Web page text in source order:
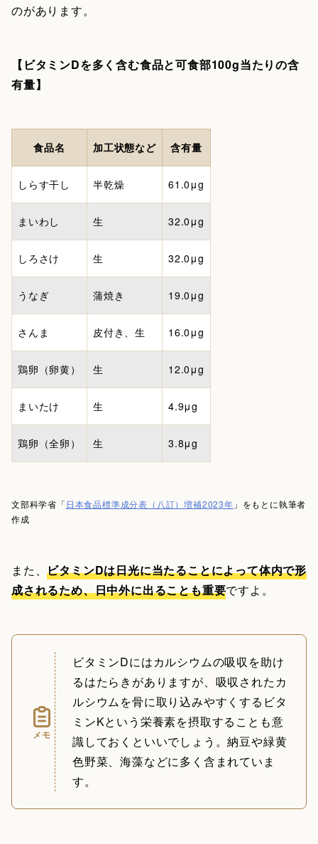
のがあります。
【ビタミンDを多く含む食品と可食部100g当たりの含
有量】
食品名 加工状態など 含有量
しらす干し 半乾燥 61.0μg
まいわし 生 32.0μg
しろさけ 生 32.0μg
うなぎ 蒲焼き 19.0μg
さんま 皮付き、生 16.0μg
鶏卵（卵黄） 生 12.0μg
まいたけ 生 4.9μg
鶏卵（全卵） 生 3.8μg
文部科学省「 日本食品標準成分表（八訂）増補2023年 」をもとに執筆者
作成
また、ビタミンDは日光に当たることによって体内で形
成されるため、日中外に出ることも重要ですよ。
メモ
ビタミンDにはカルシウムの吸収を助け
るはたらきがありますが、吸収されたカ
ルシウムを骨に取り込みやすくするビタ
ミンKという栄養素を摂取することも意
識しておくといいでしょう。納豆や緑黄
色野菜、海藻などに多く含まれていま
す。